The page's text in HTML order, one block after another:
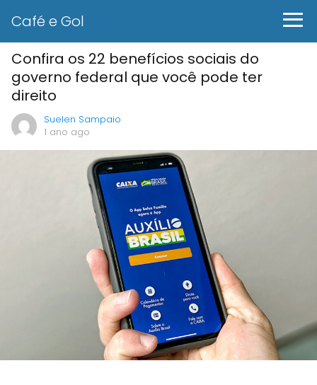
Café e Gol
Confira os 22 benefícios sociais do
governo federal que você pode ter
direito
Suelen Sampaio
1 ano ago